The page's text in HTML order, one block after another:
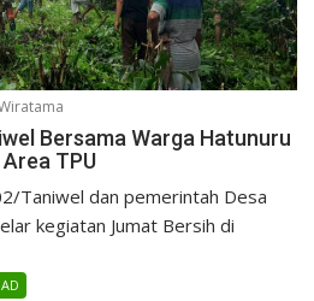
Bersama Warga Hatunuru
TPU
Taniwel dan pemerintah Desa
kegiatan Jumat Bersih di